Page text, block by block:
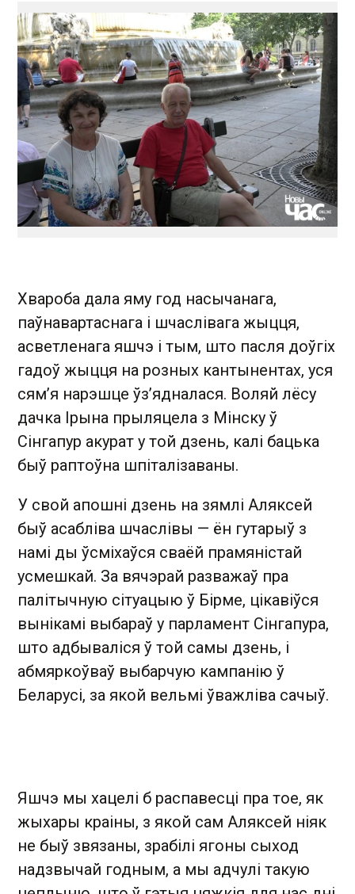
Хвароба дала яму год насычанага,
паўнавартаснага і шчаслівага жыцця,
асветленага яшчэ і тым, што пасля доўгіх
гадоў жыцця на розных кантынентах, уся
сям’я нарэшце ўз’ядналася. Воляй лёсу
дачка Ірына прыляцела з Мінску ў
Сінгапур акурат у той дзень, калі бацька
быў раптоўна шпіталізаваны.
У свой апошні дзень на зямлі Аляксей
быў асабліва шчаслівы — ён гутарыў з
намі ды ўсміхаўся сваёй прамяністай
усмешкай. За вячэрай разважаў пра
палітычную сітуацыю ў Бірме, цікавіўся
вынікамі выбараў у парламент Сінгапура,
што адбываліся ў той самы дзень, і
абмяркоўваў выбарчую кампанію ў
Беларусі, за якой вельмі ўважліва сачыў.
Яшчэ мы хацелі б распавесці пра тое, як
жыхары краіны, з якой сам Аляксей ніяк
не быў звязаны, зрабілі ягоны сыход
надзвычай годным, а мы адчулі такую